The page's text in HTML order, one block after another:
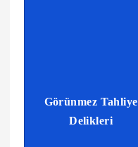
Görünmez Tahliye
Delikleri